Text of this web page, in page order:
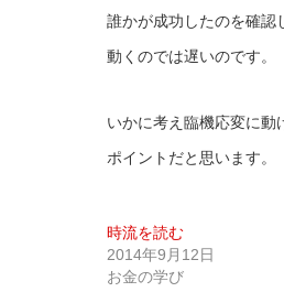
誰かが成功したのを確認
動くのでは遅いのです。
いかに考え臨機応変に動
ポイントだと思います。
時流を読む
2014年9月12日
お金の学び